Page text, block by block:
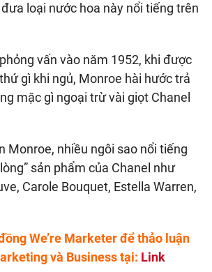
loại nước hoa này nổi tiếng trên
vấn vào năm 1952, khi được
gì khi ngủ, Monroe hài hước trả
mặc gì ngoại trừ vài giọt Chanel
Monroe, nhiều ngôi sao nổi tiếng
sản phẩm của Chanel như
Carole Bouquet, Estella Warren,
We’re Marketer để thảo luận
và Business tại: Link